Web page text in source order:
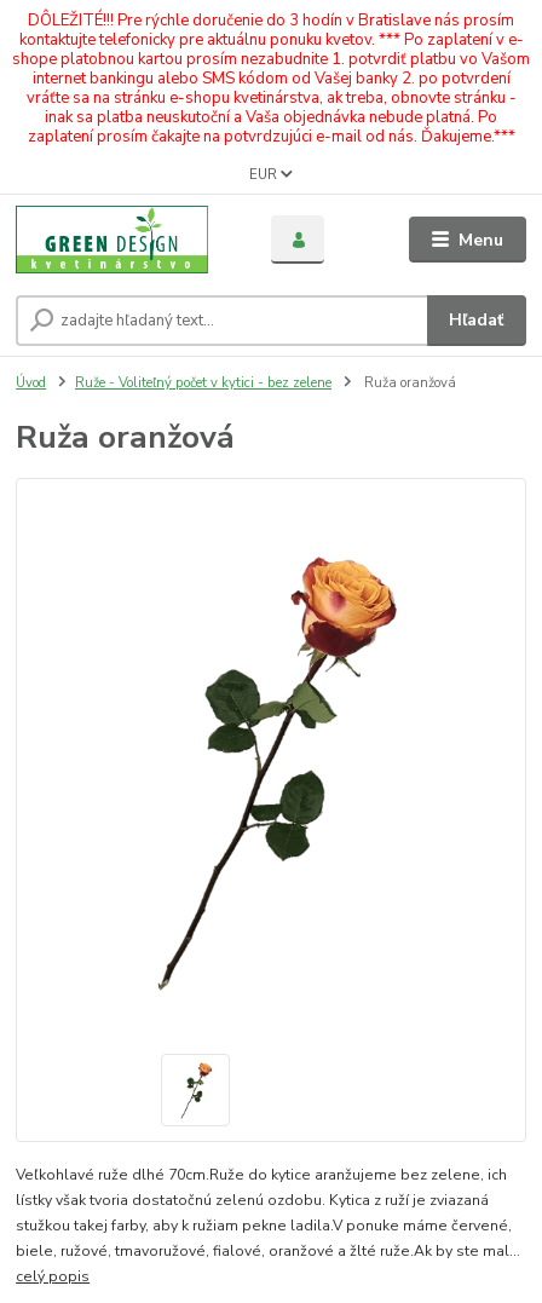
DÔLEŽITÉ!!! Pre rýchle doručenie do 3 hodín v Bratislave nás prosím
kontaktujte telefonicky pre aktuálnu ponuku kvetov. *** Po zaplatení v e-
shope platobnou kartou prosím nezabudnite 1. potvrdiť platbu vo Vašom
internet bankingu alebo SMS kódom od Vašej banky 2. po potvrdení
vráťte sa na stránku e-shopu kvetinárstva, ak treba, obnovte stránku -
inak sa platba neuskutoční a Vaša objednávka nebude platná. Po
zaplatení prosím čakajte na potvrdzujúci e-mail od nás. Ďakujeme.***
Menu
EUR
Hľadať
Úvod Ruže - Voliteľný počet v kytici - bez zelene Ruža oranžová
Ruža oranžová
Veľkohlavé ruže dlhé 70cm.Ruže do kytice aranžujeme bez zelene, ich
lístky však tvoria dostatočnú zelenú ozdobu. Kytica z ruží je zviazaná
stužkou takej farby, aby k ružiam pekne ladila.V ponuke máme červené,
biele, ružové, tmavoružové, fialové, oranžové a žlté ruže.Ak by ste mal...
celý popis